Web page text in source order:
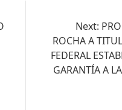
Next:
ROCHA A
FEDERAL
GARANTÍA A